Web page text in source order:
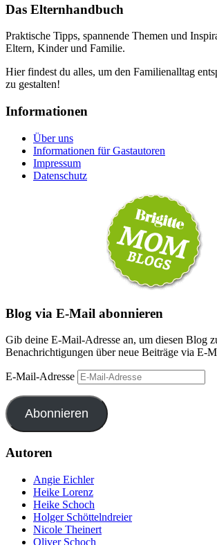
Das Elternhandbuch
Praktische Tipps, spannende Themen und
Eltern, Kinder und Familie.
Hier findest du alles, um den Familienalltag
zu gestalten!
Informationen
Über uns
Informationen für Gastautoren
Impressum
Datenschutz
Blog via E-Mail abonnieren
Gib deine E-Mail-Adresse an, um diesen Blog
Benachrichtigungen über neue Beiträge via E-
E-Mail-Adresse
Abonnieren
Autoren
Angie Eichler
Heike Lorenz
Heike Schoch
Holger Schöttelndreier
Nicole Theinert
Oliver Schoch